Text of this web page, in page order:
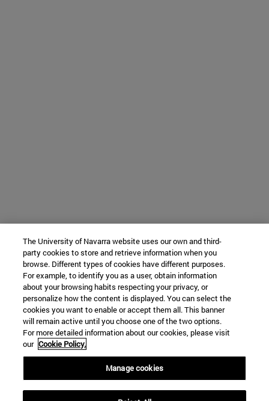
The University of Navarra website uses our own and third-
party cookies to store and retrieve information when you
browse. Different types of cookies have different purposes.
For example, to identify you as a user, obtain information
about your browsing habits respecting your privacy, or
personalize how the content is displayed. You can select the
cookies you want to enable or accept them all. This banner
will remain active until you choose one of the two options.
For more detailed information about our cookies, please visit
our Cookie Policy.
Manage cookies